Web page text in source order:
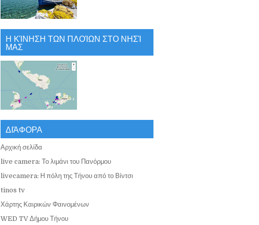
Η ΚΊΝΗΣΗ ΤΩΝ ΠΛΟΊΩΝ ΣΤΟ ΝΗΣΊ
ΜΑΣ
ΔΙΆΦΟΡΑ
Αρχική σελίδα
live camera: Το λιμάνι του Πανόρμου
livecamera: Η πόλη της Τήνου από το Βίντσι
tinos tv
Χάρτης Καιρικών Φαινομένων
WED TV Δήμου Τήνου